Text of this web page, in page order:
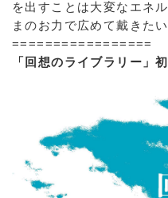
を出すことは大変なエネ
まのお力で広めて戴きた
=================
「回想のライブラリー」